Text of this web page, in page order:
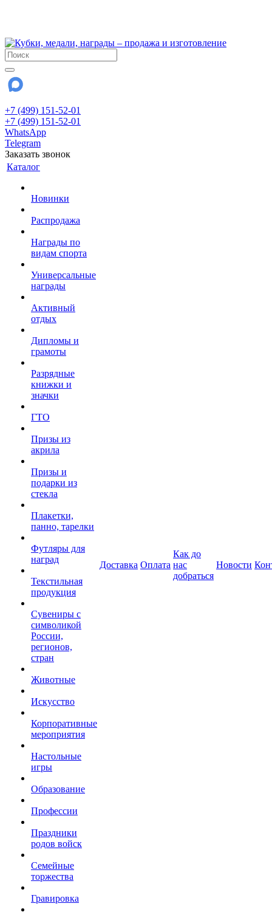
+7 (499) 151-52-01
+7 (499) 151-52-01
WhatsApp
Telegram
Заказать звонок
Каталог
Новинки
Распродажа
Награды по
видам спорта
Универсальные
награды
Активный
отдых
Дипломы и
грамоты
Разрядные
книжки и
значки
ГТО
Призы из
акрила
Призы и
подарки из
стекла
Плакетки,
панно, тарелки
Футляры для
наград
Текстильная
продукция
Сувениры с
символикой
России,
регионов,
стран
Животные
Искусство
Корпоративные
мероприятия
Настольные
игры
Образование
Профессии
Праздники
родов войск
Семейные
торжества
Гравировка
Доставка Оплата
Как до
нас
добраться
Новости